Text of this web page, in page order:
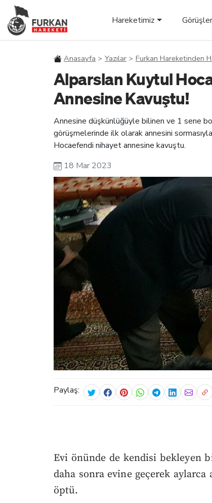
Hareketimiz
Anasayfa Yazılar Furkan Hareketinden
Alparslan Kuytul
Annesine Kavuştu!
Annesine düşkünlüğüyle bilinen ve 1 sene
görüşmelerinde ilk olarak annesini
Hocaefendi nihayet annesine kavuştu.
18 Mar 2023
Paylaş:
Evi önünde de kendisi bekleyen
daha sonra evine geçerek aylarca
öptü.